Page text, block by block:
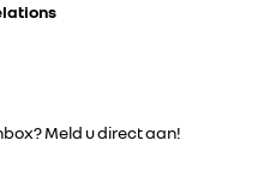
Meld u direct aan!